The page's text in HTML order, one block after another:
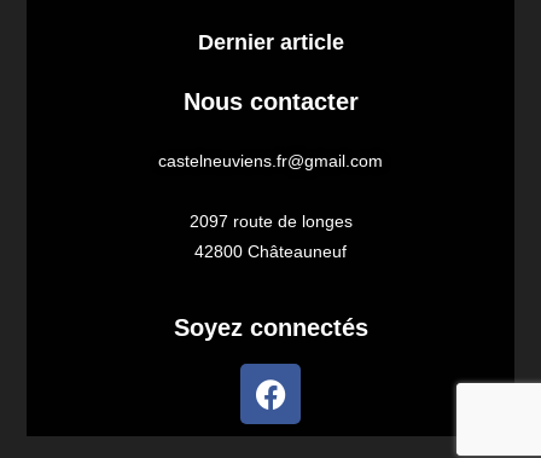
Dernier article
Nous contacter
castelneuviens.fr@gmail.com
2097 route de longes
42800 Châteauneuf
Soyez connectés